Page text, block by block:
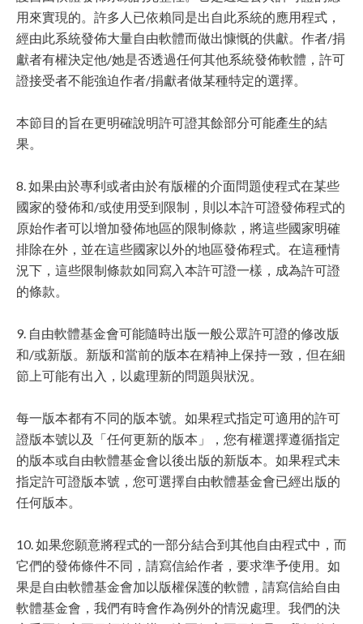
用來實現的。許多人已依賴同是出自此系統的應用程式，
經由此系統發佈大量自由軟體而做出慷慨的供獻。作者/捐
獻者有權決定他/她是否透過任何其他系統發佈軟體，許可
證接受者不能強迫作者/捐獻者做某種特定的選擇。
本節目的旨在更明確說明許可證其餘部分可能產生的結
果。
8. 如果由於專利或者由於有版權的介面問題使程式在某些
國家的發佈和/或使用受到限制，則以本許可證發佈程式的
原始作者可以增加發佈地區的限制條款，將這些國家明確
排除在外，並在這些國家以外的地區發佈程式。在這種情
況下，這些限制條款如同寫入本許可證一樣，成為許可證
的條款。
9. 自由軟體基金會可能隨時出版一般公眾許可證的修改版
和/或新版。新版和當前的版本在精神上保持一致，但在細
節上可能有出入，以處理新的問題與狀況。
每一版本都有不同的版本號。如果程式指定可適用的許可
證版本號以及「任何更新的版本」，您有權選擇遵循指定
的版本或自由軟體基金會以後出版的新版本。如果程式未
指定許可證版本號，您可選擇自由軟體基金會已經出版的
任何版本。
10. 如果您願意將程式的一部分結合到其他自由程式中，而
它們的發佈條件不同，請寫信給作者，要求準予使用。如
果是自由軟體基金會加以版權保護的軟體，請寫信給自由
軟體基金會，我們有時會作為例外的情況處理。我們的決